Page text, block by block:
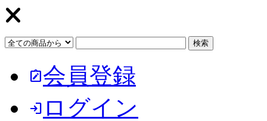
note_alt会員登録
login ログイン